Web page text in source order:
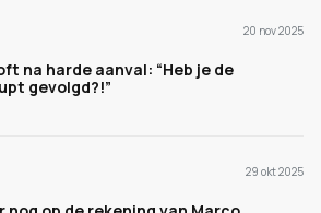
20 nov 2025
na harde aanval: “Heb je de
gevolgd?!”
29 okt 2025